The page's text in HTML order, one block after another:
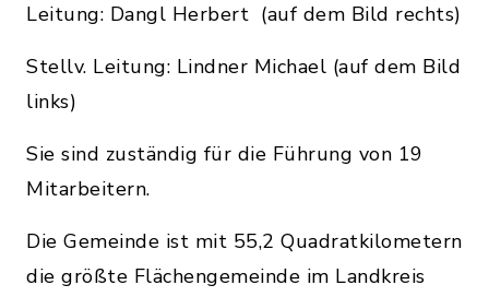
Leitung: Dangl Herbert (auf dem Bild rechts)
Stellv. Leitung: Lindner Michael (auf dem Bild
links)
Sie sind zuständig für die Führung von 19
Mitarbeitern.
Die Gemeinde ist mit 55,2 Quadratkilometern
die größte Flächengemeinde im Landkreis